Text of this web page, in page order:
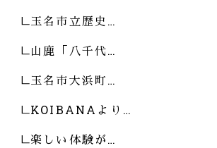
玉名市立歴史…
山鹿「八千代…
玉名市大浜町…
KOIBANAより…
楽しい体験が…